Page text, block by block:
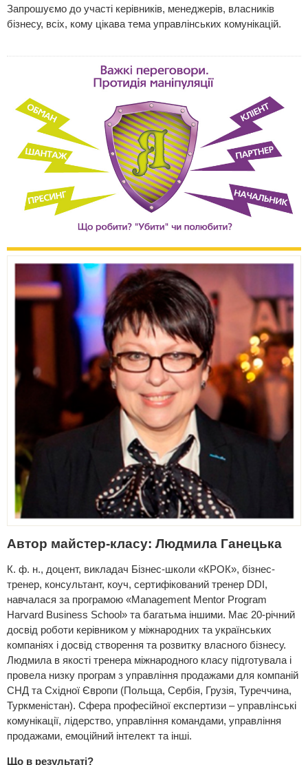
Запрошуємо до участі керівників, менеджерів, власників
бізнесу, всіх, кому цікава тема управлінських комунікацій.
Автор майстер-класу: Людмила Ганецька
К. ф. н., доцент, викладач Бізнес-школи «КРОК», бізнес-
тренер, консультант, коуч, сертифікований тренер DDI,
навчалася за програмою «Management Mentor Program
Harvard Business School» та багатьма іншими. Має 20-річний
досвід роботи керівником у міжнародних та українських
компаніях і досвід створення та розвитку власного бізнесу.
Людмила в якості тренера міжнародного класу підготувала і
провела низку програм з управління продажами для компаній
СНД та Східної Європи (Польща, Сербія, Грузія, Туреччина,
Туркменістан). Сфера професійної експертизи – управлінські
комунікації, лідерство, управління командами, управління
продажами, емоційний інтелект та інші.
Що в результаті?